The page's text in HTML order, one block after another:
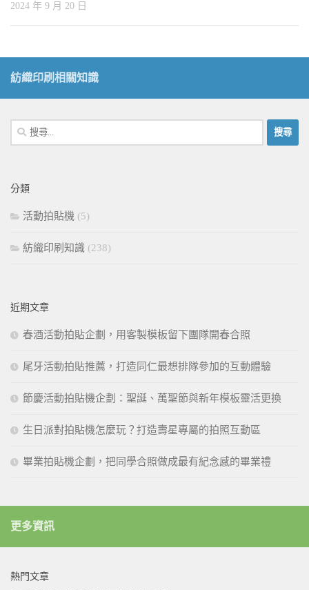
2024 年 9 月 20 日
紡織印刷相關知識
搜
尋
字:
分類
活動拍貼機 (5)
紡織印刷知識 (238)
近期文章
春酒活動拍貼企劃，用客製模板留下團隊開春合照
尾牙活動拍貼推薦，打造同仁最想排隊參加的互動體驗
節慶活動拍貼機企劃：聖誕、萬聖節與新年模板靈活更換
生日派對拍貼機怎麼玩？打造壽星專屬的拍照互動區
畢業拍貼機企劃，把同學合照做成最有紀念感的畢業禮
更多資訊
熱門文章